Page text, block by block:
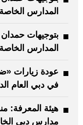
المدارس
بتوجيهات
المدارس
عودة زيارات
في دبي العام
هيئة المعرفة:
مدارس دبي